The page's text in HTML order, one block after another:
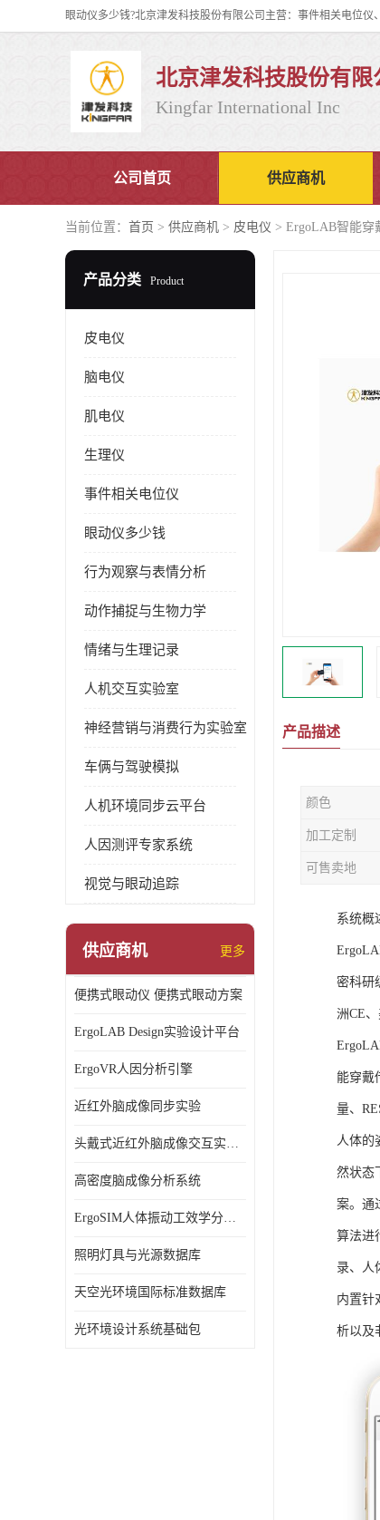
北京津发科技股份有限
Kingfar International Inc
公司首页 供应商机
当前位置： 首页 > 供应商机 > 皮电仪 > ErgoLAB智能穿
产品分类 Product
皮电仪
脑电仪
肌电仪
生理仪
事件相关电位仪
眼动仪多少钱
行为观察与表情分析
动作捕捉与生物力学
情绪与生理记录
人机交互实验室
神经营销与消费行为实验室
车俩与驾驶模拟
人机环境同步云平台
人因测评专家系统
视觉与眼动追踪
供应商机 更多
便携式眼动仪 便携式眼动方案
ErgoLAB Design实验设计平台
ErgoVR人因分析引擎
近红外脑成像同步实验
头戴式近红外脑成像交互实验室
高密度脑成像分析系统
ErgoSIM人体振动工效学分析系统
照明灯具与光源数据库
天空光环境国际标准数据库
光环境设计系统基础包
产品描述
颜色
加工定制
可售卖地
系统概
密科研
洲CE、
能穿戴
量、
人体的
然状态
案。通
算法进
录、人
内置针
析以及